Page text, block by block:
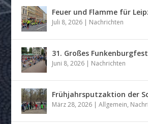
Feuer und Flamme für
Juli 8, 2026 | Nachrichten
31. Großes Funkenburgfest
Juni 8, 2026 | Nachrichten
Frühjahrsputzaktion der
März 28, 2026 |Allgemein,